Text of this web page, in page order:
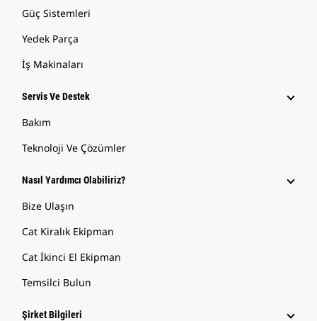
Güç Sistemleri
Yedek Parça
İş Makinaları
Servis Ve Destek
Bakım
Teknoloji Ve Çözümler
Nasıl Yardımcı Olabiliriz?
Bize Ulaşın
Cat Kiralık Ekipman
Cat İkinci El Ekipman
Temsilci Bulun
Şirket Bilgileri